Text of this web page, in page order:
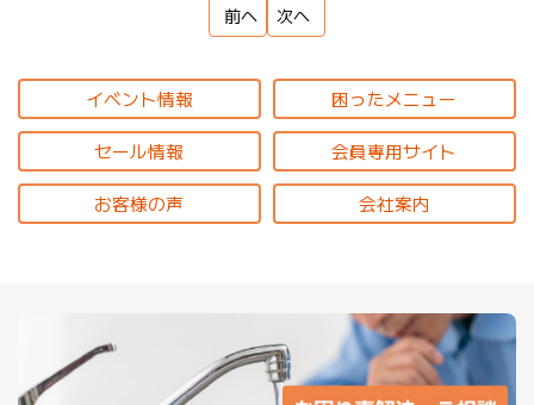
前へ 次へ
イベント情報 困ったメニュー
セール情報 会員専用サイト
お客様の声 会社案内